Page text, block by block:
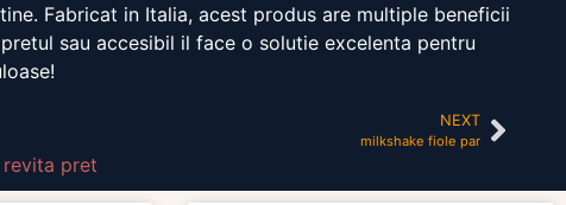
Fabricat in Italia, acest produs are multiple beneficii
sau accesibil il face o solutie excelenta pentru
NEXT
milkshake fiole par
revita pret